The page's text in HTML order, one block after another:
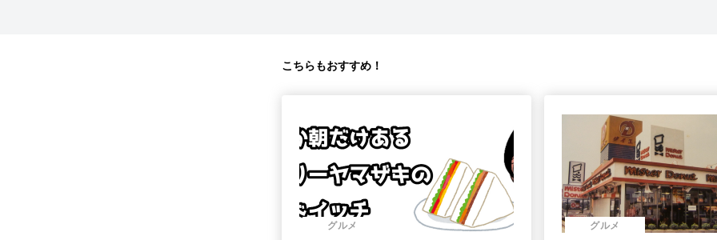
こちらもおすすめ！
グルメ グルメ